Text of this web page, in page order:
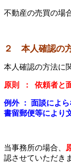
不動産の売買の場
２ 本人確認の
本人確認の方法に
原則 ： 依頼者と
例外 ： 面談によ
書留郵便等により
当事務所の場合、
認させていただき